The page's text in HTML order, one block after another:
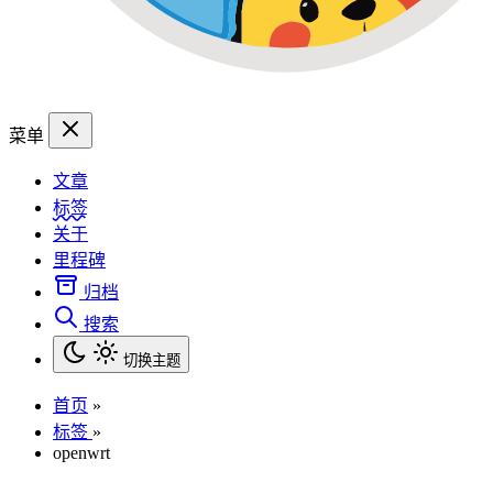
菜单
文章
标签
关于
里程碑
归档
搜索
切换主题
首页 »
标签 »
openwrt